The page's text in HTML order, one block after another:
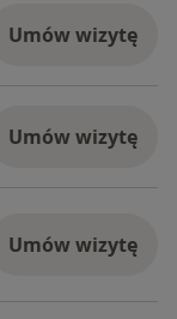
Umów wizytę
Umów wizytę
Umów wizytę